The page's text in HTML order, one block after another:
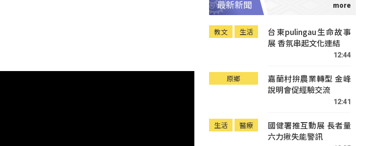
最新新聞
教文 生活
台東pulingau生命故事
展 香氛串起文化連結
12:44
原鄉
嘉蘭村拚農業轉型 金峰
說明會促經驗交流
12:41
生活 醫療
國健署推互動展 長者量
六力揪失能警訊